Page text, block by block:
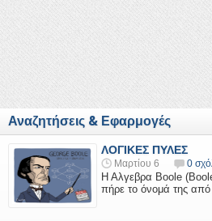
Αναζητήσεις & Εφαρμογές
ΛΟΓΙΚΕΣ ΠΥΛΕΣ
Μαρτίου 6 0
Η Αλγεβρα Boole
πήρε το όνομά της